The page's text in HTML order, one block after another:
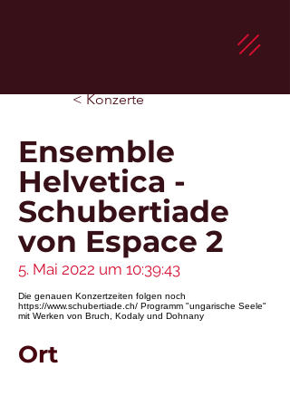
< Konzerte
Ensemble
Helvetica -
Schubertiade
von Espace 2
5. Mai 2022 um 10:39:43
Die genauen Konzertzeiten folgen noch
https://www.schubertiade.ch/ Programm "ungarische Seele"
mit Werken von Bruch, Kodaly und Dohnany
Ort